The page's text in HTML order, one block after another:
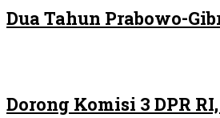
Dua Tahun Prabowo-
Dorong Komisi 3 DPR